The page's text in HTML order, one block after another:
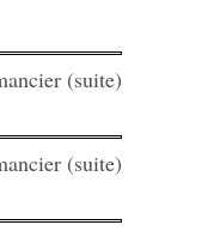
(suite)
(suite)